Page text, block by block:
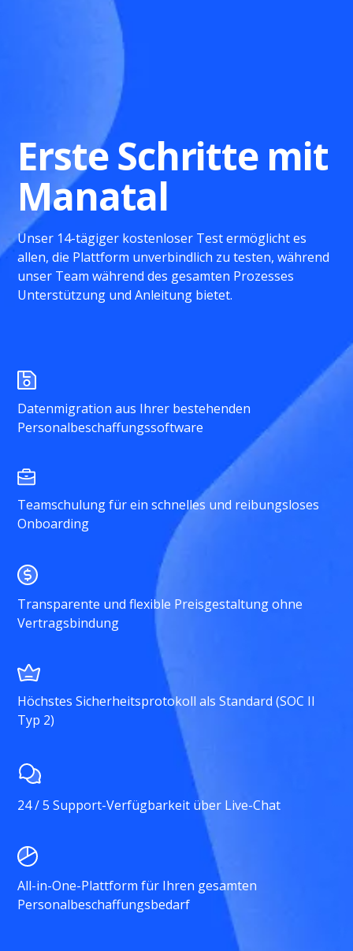
Erste Schritte mit
Manatal
Unser 14-tägiger kostenloser Test ermöglicht es
allen, die Plattform unverbindlich zu testen, während
unser Team während des gesamten Prozesses
Unterstützung und Anleitung bietet.
Datenmigration aus Ihrer bestehenden
Personalbeschaffungssoftware
Teamschulung für ein schnelles und reibungsloses
Onboarding
Transparente und flexible Preisgestaltung ohne
Vertragsbindung
Höchstes Sicherheitsprotokoll als Standard (SOC II
Typ 2)
24 / 5 Support-Verfügbarkeit über Live-Chat
All-in-One-Plattform für Ihren gesamten
Personalbeschaffungsbedarf